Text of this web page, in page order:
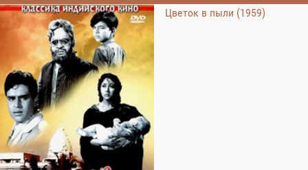
Цветок в пыли (1959)